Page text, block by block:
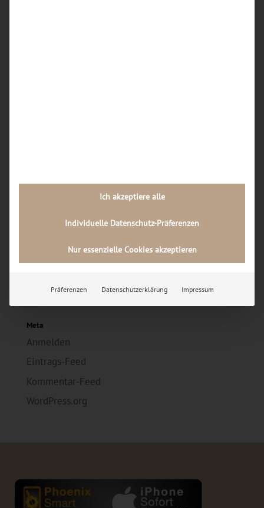
November 2024
Uncategorized
Meta
Anmelden
Eintrags-Feed
Kommentar-Feed
WordPress.org
Ich akzeptiere alle
Individuelle Datenschutz-Präferenzen
Nur essenzielle Cookies akzeptieren
Präferenzen Datenschutzerklärung Impressum